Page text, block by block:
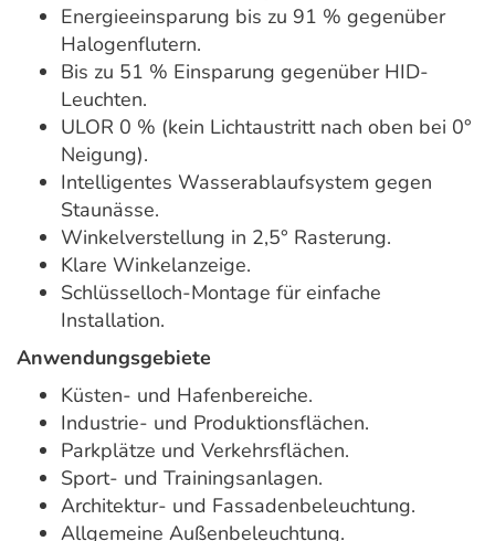
Energieeinsparung bis zu 91 % gegenüber
Halogenflutern.
Bis zu 51 % Einsparung gegenüber HID-
Leuchten.
ULOR 0 % (kein Lichtaustritt nach oben bei 0°
Neigung).
Intelligentes Wasserablaufsystem gegen
Staunässe.
Winkelverstellung in 2,5° Rasterung.
Klare Winkelanzeige.
Schlüsselloch-Montage für einfache
Installation.
Anwendungsgebiete
Küsten- und Hafenbereiche.
Industrie- und Produktionsflächen.
Parkplätze und Verkehrsflächen.
Sport- und Trainingsanlagen.
Architektur- und Fassadenbeleuchtung.
Allgemeine Außenbeleuchtung.